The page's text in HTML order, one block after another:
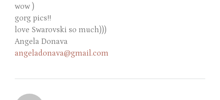
wow )
gorg pics!!
love Swarovski so much)))
Angela Donava
angeladonava@gmail.com